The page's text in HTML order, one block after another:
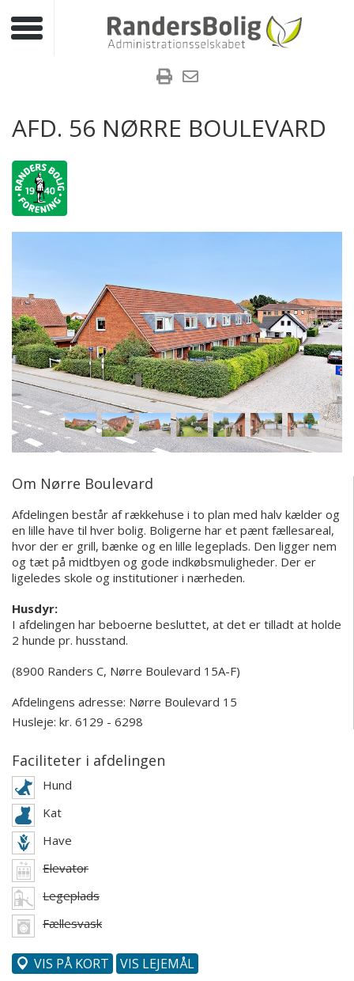
Toggle navigation
AFD. 56 NØRRE BOULEVARD
Om Nørre Boulevard
Afdelingen består af rækkehuse i to plan med halv kælder og
en lille have til hver bolig. Boligerne har et pænt fællesareal,
hvor der er grill, bænke og en lille legeplads. Den ligger nem
og tæt på midtbyen og gode indkøbsmuligheder. Der er
ligeledes skole og institutioner i nærheden.
Husdyr:
I afdelingen har beboerne besluttet, at det er tilladt at holde
2 hunde pr. husstand.
(8900 Randers C, Nørre Boulevard 15A-F)
Afdelingens adresse: Nørre Boulevard 15
Husleje: kr. 6129 - 6298
Faciliteter i afdelingen
Hund
Kat
Have
Elevator
Legeplads
Fællesvask
VIS PÅ KORT VIS LEJEMÅL